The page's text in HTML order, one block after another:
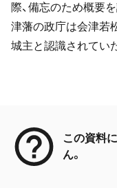
際、備忘のため概要
津藩の政庁は会津若
城主と認識されてい
この資料
ん。